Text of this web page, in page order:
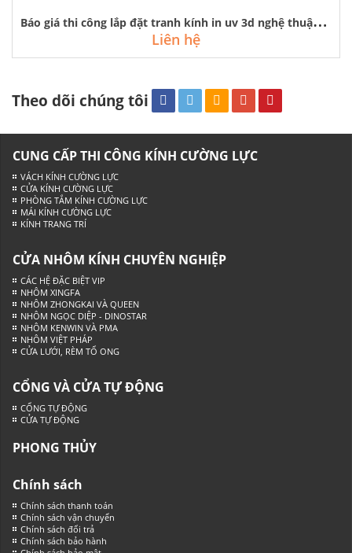
B
áo giá thi công lắp đặt tranh kính in uv 3d nghệ thuật giá rẻ
Liên hệ
Theo dõi chúng tôi
CUNG CẤP THI CÔNG KÍNH CƯỜNG LỰC
VÁCH KÍNH CƯỜNG LỰC
CỬA KÍNH CƯỜNG LỰC
PHÒNG TẮM KÍNH CƯỜNG LỰC
MÁI KÍNH CƯỜNG LỰC
KÍNH TRANG TRÍ
CỬA NHÔM KÍNH CHUYÊN NGHIỆP
CÁC HỆ ĐẶC BIỆT VIP
NHÔM XINGFA
NHÔM ZHONGKAI VÀ QUEEN
NHÔM NGỌC DIỆP - DINOSTAR
NHÔM KENWIN VÀ PMA
NHÔM VIỆT PHÁP
CỬA LƯỚI, RÈM TỔ ONG
CỔNG VÀ CỬA TỰ ĐỘNG
CỔNG TỰ ĐỘNG
CỬA TỰ ĐỘNG
PHONG THỦY
Chính sách
Chính sách thanh toán
Chính sách vận chuyển
Chính sách đổi trả
Chính sách bảo hành